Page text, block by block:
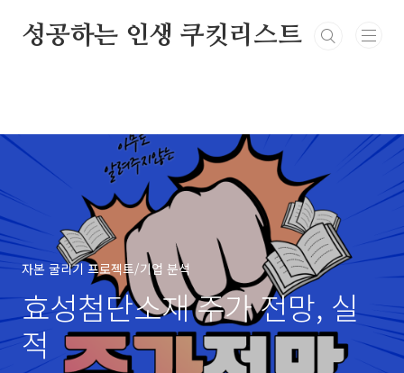
성공하는 인생 쿠킷리스트
자본 굴리기 프로젝트/기업 분석
효성첨단소재 주가 전망, 실
적